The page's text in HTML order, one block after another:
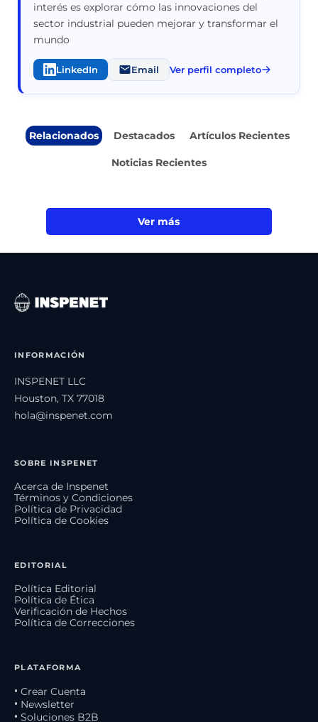
interés es explorar cómo las innovaciones del
sector industrial pueden mejorar y transformar el
mundo
LinkedIn Email Ver perfil completo
Relacionados Destacados Artículos Recientes
Noticias Recientes
Ver más
INFORMACIÓN
INSPENET LLC
Houston, TX 77018
hola@inspenet.com
SOBRE INSPENET
Acerca de Inspenet
Términos y Condiciones
Política de Privacidad
Política de Cookies
EDITORIAL
Política Editorial
Política de Ética
Verificación de Hechos
Política de Correcciones
PLATAFORMA
• Crear Cuenta
• Newsletter
• Soluciones B2B